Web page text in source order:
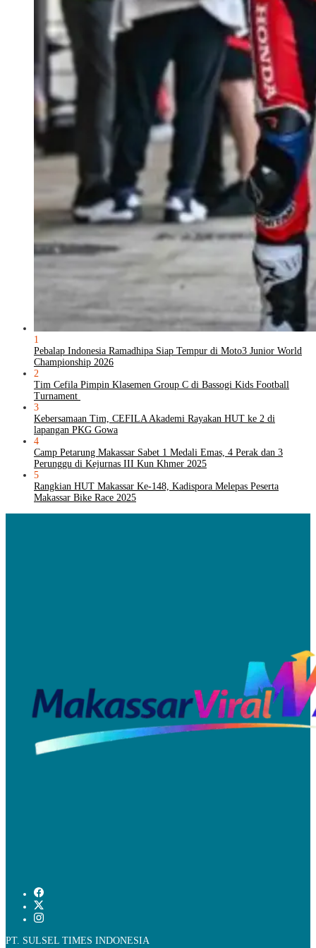
1
Pebalap Indonesia Ramadhipa Siap Tempur di Moto3 Junior World
Championship 2026
2
Tim Cefila Pimpin Klasemen Group C di Bassogi Kids Football
Turnament
3
Kebersamaan Tim, CEFILA Akademi Rayakan HUT ke 2 di
lapangan PKG Gowa
4
Camp Petarung Makassar Sabet 1 Medali Emas, 4 Perak dan 3
Perunggu di Kejurnas III Kun Khmer 2025
5
Rangkian HUT Makassar Ke-148, Kadispora Melepas Peserta
Makassar Bike Race 2025
PT. SULSEL TIMES INDONESIA